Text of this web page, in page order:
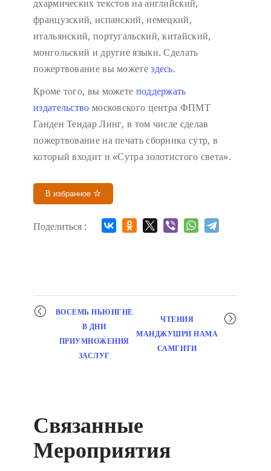
дхармических текстов на английский,
французский, испанский, немецкий,
итальянский, португальский, китайский,
монгольский и другие языки. Сделать
пожертвование вы можетездесь.
Кроме того, вы можете поддержать
издательство московского центра ФПМТ
Ганден Тендар Линг, в том числе сделав
пожертвование на печать сборника сутр, в
который входит и «Сутра золотистого света».
В избранное
Поделиться :
Мероприятие
навигация
ВОСЕМЬ НЬЮНГНЕ
В ДНИ
ПРИУМНОЖЕНИЯ
ЗАСЛУГ
ЧТЕНИЯ
МАНДЖУШРИ НАМА
САМГИТИ
Связанные
Мероприятия